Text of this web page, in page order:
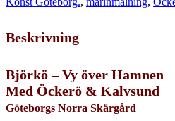
Beskrivning
Björkö – Vy över Hamnen
Med Öckerö & Kalvsund
Göteborgs Norra Skärgård